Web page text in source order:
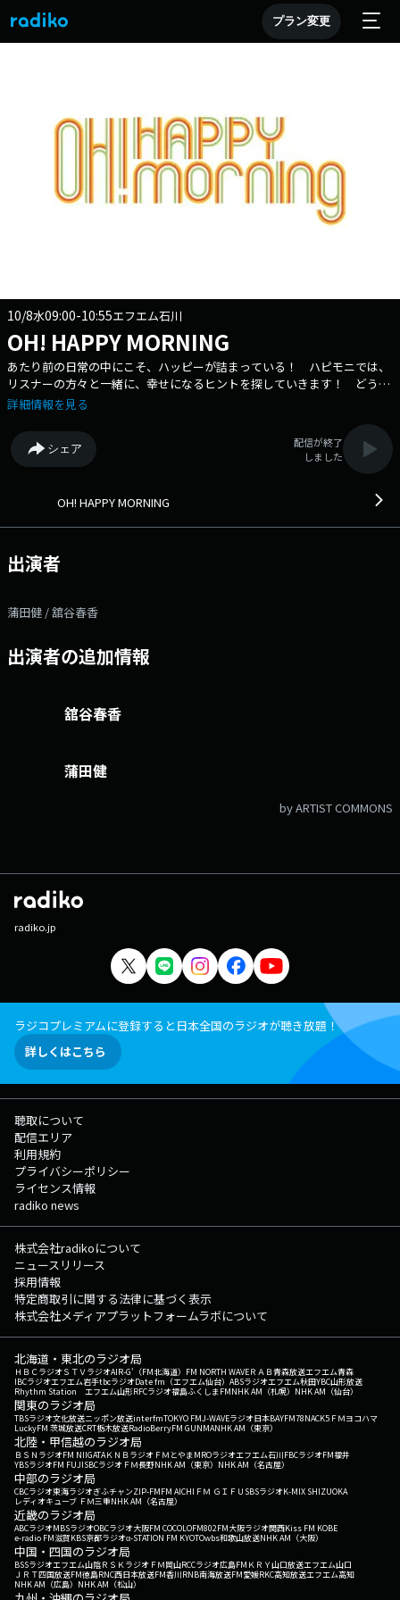
プラン変更
10/8水09:00-10:55エフエム石川
OH! HAPPY MORNING
あたり前の日常の中にこそ、ハッピーが詰まっている！ ハピモニでは、
リスナーの方々と一緒に、幸せになるヒントを探していきます！ どうか
今日が、ハッピーな一日となりますように♪ ▽09:08〜 【 TODAY'S
メンテーターを招いて、深く掘り下げていきます。 ▽09:26〜 【 ウエ
ザー＆インフォメーション 】 --- ▽09:40〜 【 OH! HAPPY TALK 】
毎週各界の著名人の方をゲストに招き、2 週に渡ってその人の素顔に迫り
ト、PEDROが登場。 まもなく２６歳になるアユニ・Dさん。２６歳の抱
すめ楽曲をお届けします ▽10:20〜 【 ジャパネットたかたラジオショ
ッピング 】 ラジオショッピング 番組Webサイト：
https://form.audee.jp/happy/message Xハッシュタグは「#ハピモ
ニ」 Xアカウントは「@hapimoni」
詳細情報を見る
シェア
配信が終了
しました
OH! HAPPY MORNING
出演者
蒲田健 / 舘谷春香
出演者の追加情報
舘谷春香
蒲田健
by ARTIST COMMONS
radiko.jp
ラジコプレミアムに登録すると日本全国のラジオが聴き放題！
詳しくはこちら
聴取について
配信エリア
利用規約
プライバシーポリシー
ライセンス情報
radiko news
株式会社radikoについて
ニュースリリース
採用情報
特定商取引に関する法律に基づく表示
株式会社メディアプラットフォームラボについて
北海道・東北のラジオ局
ＨＢＣラジオＳＴＶラジオAIR-G'（FM北海道） FM NORTH WAVEＲＡＢ青森放送エフエム青森
IBCラジオエフエム岩手tbcラジオDate fm（エフエム仙台） ABSラジオエフエム秋田YBC山形放送
Rhythm Station エフエム山形RFCラジオ福島ふくしまFMNHK AM（札幌） NHK AM（仙台）
関東のラジオ局
TBSラジオ文化放送ニッポン放送interfmTOKYO FMJ-WAVEラジオ日本BAYFM78NACK5 ＦＭヨコハマ
LuckyFM 茨城放送CRT栃木放送RadioBerryFM GUNMANHK AM（東京）
北陸・甲信越のラジオ局
ＢＳＮラジオFM NIIGATAＫＮＢラジオ ＦＭとやまMROラジオエフエム石川FBCラジオFM福井
YBSラジオFM FUJISBCラジオ ＦＭ長野NHK AM（東京） NHK AM（名古屋）
中部のラジオ局
CBCラジオ東海ラジオぎふチャンZIP-FMFM AICHI ＦＭ ＧＩＦＵ SBSラジオK-MIX SHIZUOKA
レディオキューブ ＦＭ三重NHK AM（名古屋）
近畿のラジオ局
ABCラジオMBSラジオOBCラジオ大阪FM COCOLOFM802FM大阪ラジオ関西Kiss FM KOBE
e-radio FM滋賀KBS京都ラジオα-STATION FM KYOTOwbs和歌山放送NHK AM（大阪）
中国・四国のラジオ局
BSSラジオエフエム山陰ＲＳＫラジオ ＦＭ岡山RCCラジオ広島FM ＫＲＹ山口放送エフエム山口
ＪＲＴ四国放送FM徳島RNC西日本放送FM香川RNB南海放送FM愛媛RKC高知放送エフエム高知
NHK AM（広島） NHK AM（松山）